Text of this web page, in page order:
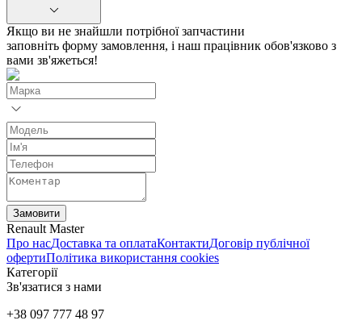
Якщо ви не знайшли потрібної запчастини
заповніть форму замовлення, і наш працівник обов'язково з
вами зв'яжеться!
Замовити
Renault Master
Про насДоставка та оплатаКонтактиДоговір публічної
офертиПолітика використання cookies
Категорії
Зв'язатися з нами
+38 097 777 48 97